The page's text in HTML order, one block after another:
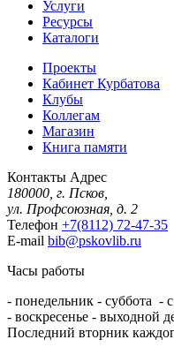
Услуги
Ресурсы
Каталоги
Проекты
Кабинет Курбатова
Клубы
Коллегам
Магазин
Книга памяти
Контакты Адрес
180000, г. Псков,
ул. Профсоюзная, д. 2
Телефон +7(8112) 72-47-35
E-mail bib@pskovlib.ru
Часы работы
- понедельник - суббота -
- воскресенье - выходной
Последний вторник